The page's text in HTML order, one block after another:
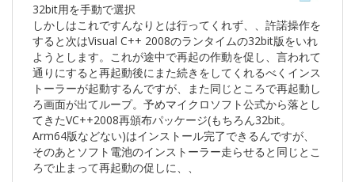
32bit用を手動で選択
しかしはこれですんなりとは行ってくれず、、許諾操作を
すると次はVisual C++ 2008のランタイムの32bit版をいれ
ようとします。これが途中で再起の作動を促し、言われて
通りにすると再起動後にまた続きをしてくれるべくインス
トーラーが起動するんですが、また同じところで再起動し
ろ画面が出てループ。予めマイクロソフト公式から落とし
てきたVC++2008再頒布パッケージ(もちろん32bit。
Arm64版などない)はインストール完了できるんですが、
そのあとソフト電池のインストーラー走らせると同じとこ
ろで止まって再起動の促しに、、